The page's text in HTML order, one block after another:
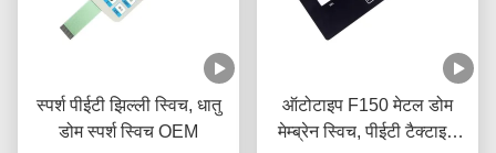
स्पर्श पीईटी झिल्ली स्विच, धातु
डोम स्पर्श स्विच OEM
ऑटोटाइप F150 मेटल डोम
मेम्ब्रेन स्विच, पीईटी टैक्टाइल